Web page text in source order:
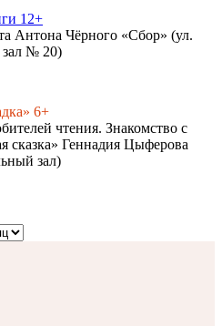
12+
Антона Чёрного «Сбор» (ул.
№ 20)
6+
чтения. Знакомство с
сказка» Геннадия Цыферова
зал)